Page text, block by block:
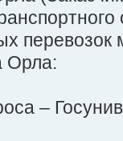
перевозок
Орла:
–